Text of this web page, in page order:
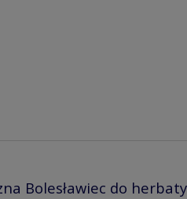
Bolesławiec do